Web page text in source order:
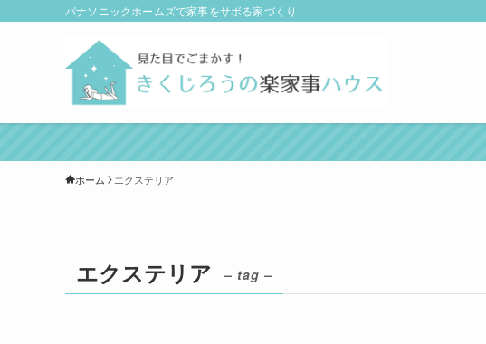
パナソニックホームズで家事をサボる家づくり
ホーム エクステリア
エクステリア – tag –